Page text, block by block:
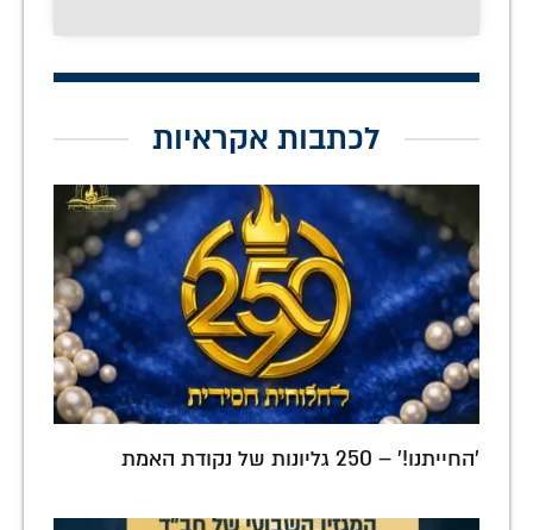
לכתבות אקראיות
'החייתנו!' – 250 גליונות של נקודת האמת